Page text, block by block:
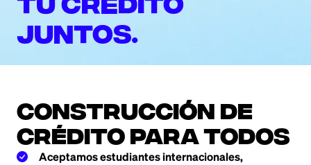
juntos.
Construcción de
crédito para todos
Aceptamos estudiantes internacionales,